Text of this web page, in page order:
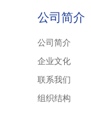
公司简介
公司简介
企业文化
联系我们
组织结构